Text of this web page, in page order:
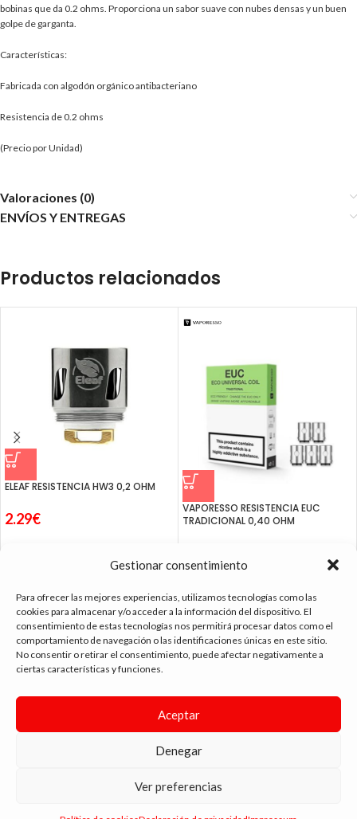
Gestionar consentimiento
Para ofrecer las mejores experiencias, utilizamos tecnologías como las
cookies para almacenar y/o acceder a la información del dispositivo. El
consentimiento de estas tecnologías nos permitirá procesar datos como el
comportamiento de navegación o las identificaciones únicas en este sitio.
No consentir o retirar el consentimiento, puede afectar negativamente a
ciertas características y funciones.
Aceptar
Denegar
Ver preferencias
bobinas que da 0.2 ohms. Proporciona un sabor suave con nubes densas y un buen
golpe de garganta.
Características:
Fabricada con algodón orgánico antibacteriano
Resistencia de 0.2 ohms
(Precio por Unidad)
Valoraciones (0)
ENVÍOS Y ENTREGAS
Productos relacionados
ELEAF RESISTENCIA HW3 0,2 OHM
2.29€
VAPORESSO RESISTENCIA EUC
TRADICIONAL 0,40 OHM
tienda vapeo málaga